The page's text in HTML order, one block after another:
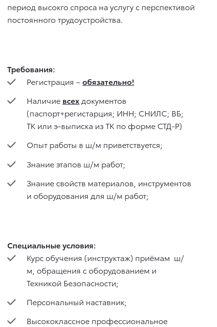
период высокго спроса на услугу с перспективой
постоянного трудоустройства.
Требования:
Регистрация –обязательно!
Наличие всех документов
(паспорт+регистарция; ИНН; СНИЛС; ВБ;
ТК или э-выписка из ТК по форме СТД-Р)
Опыт работы в ш/м приветствуется;
Знание этапов ш/м работ;
Знание свойств материалов, инструментов
и оборудования для ш/м работ;
Специальные условия:
Курс обучения (инструктаж) приёмам ш/
м, обращения с оборудованием и
Техникой Безопасности;
Персональный наставник;
Высококлассное профессиональное